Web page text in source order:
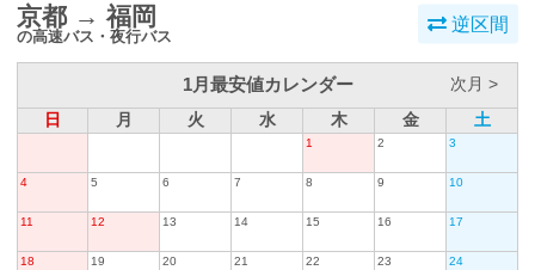
京都 → 福岡
の高速バス・夜行バス
逆区間
1月最安値カレンダー
次月 >
日
月 火 水 木 金 土
1 2 3
4 5 6 7 8 9 10
11 12 13 14 15 16 17
18 19 20 21 22 23 24